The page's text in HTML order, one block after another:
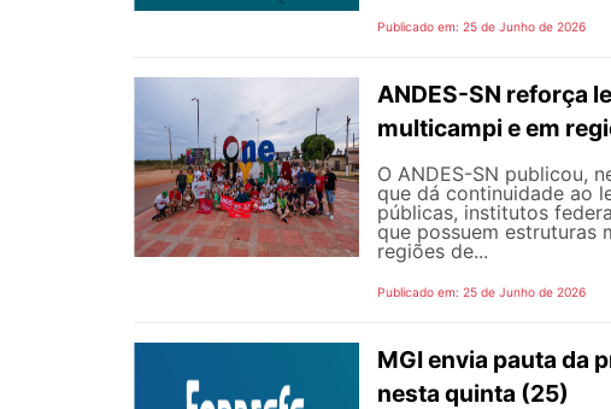
Publicado em: 25 de Junho de 2026
ANDES-SN reforça
multicampi e em
O ANDES-SN publicou,
que dá continuidade ao
públicas, institutos
que possuem estruturas
regiões de...
Publicado em: 25 de Junho de 2026
MGI envia pauta da
nesta quinta (25)